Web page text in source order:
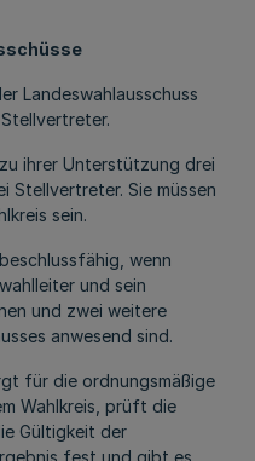
Landeswahlausschuss
ihrer Unterstützung drei
Stellvertreter. Sie müssen
sein.
wenn
und sein
und zwei weitere
anwesend sind.
für die ordnungsmäßige
Wahlkreis, prüft die
Gültigkeit der
fest und gibt es